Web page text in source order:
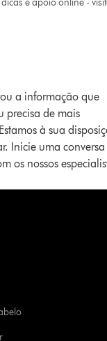
e apoio online -
a informação que
precisa de mais
à sua
Inicie uma
os nossos